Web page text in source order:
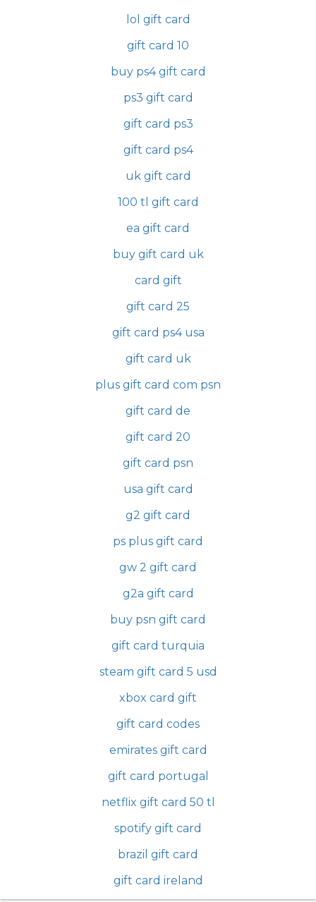
lol gift card
gift card 10
buy ps4 gift card
ps3 gift card
gift card ps3
gift card ps4
uk gift card
100 tl gift card
ea gift card
buy gift card uk
card gift
gift card 25
gift card ps4 usa
gift card uk
plus gift card com psn
gift card de
gift card 20
gift card psn
usa gift card
g2 gift card
ps plus gift card
gw 2 gift card
g2a gift card
buy psn gift card
gift card turquia
steam gift card 5 usd
xbox card gift
gift card codes
emirates gift card
gift card portugal
netflix gift card 50 tl
spotify gift card
brazil gift card
gift card ireland